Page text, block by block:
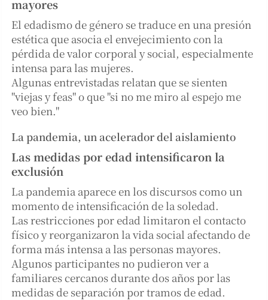
mayores
El edadismo de género se traduce en una presión
estética que asocia el envejecimiento con la
pérdida de valor corporal y social, especialmente
intensa para las mujeres.
Algunas entrevistadas relatan que se sienten
"viejas y feas" o que "si no me miro al espejo me
veo bien."
La pandemia, un acelerador del aislamiento
Las medidas por edad intensificaron la
exclusión
La pandemia aparece en los discursos como un
momento de intensificación de la soledad.
Las restricciones por edad limitaron el contacto
físico y reorganizaron la vida social afectando de
forma más intensa a las personas mayores.
Algunos participantes no pudieron ver a
familiares cercanos durante dos años por las
medidas de separación por tramos de edad.